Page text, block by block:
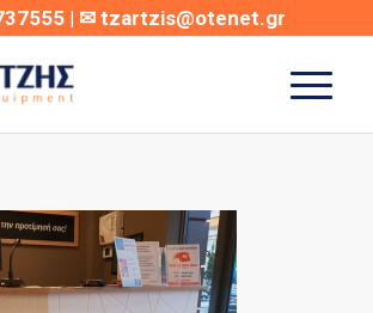
| ✉tzartzis@otenet.gr